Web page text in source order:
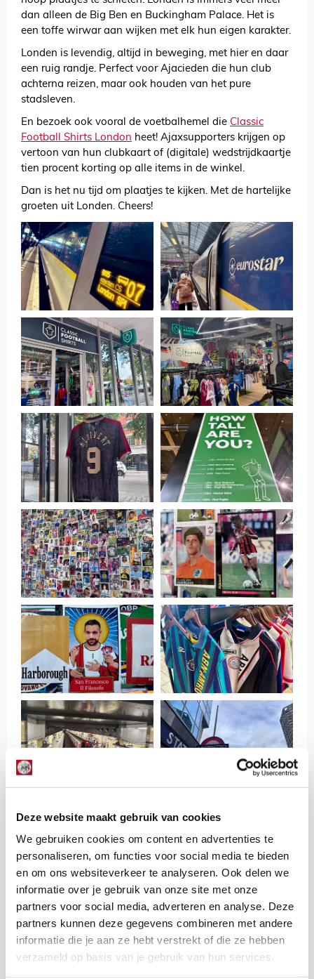
Deze website maakt gebruik van cookies
We gebruiken cookies om content en advertenties te
personaliseren, om functies voor social media te bieden
en om ons websiteverkeer te analyseren. Ook delen we
informatie over je gebruik van onze site met onze
partners voor social media, adverteren en analyse. Deze
partners kunnen deze gegevens combineren met andere
informatie die je aan ze hebt verstrekt of die ze hebben
verzameld op basis van je gebruik van hun services.
dan alleen de Big Ben en Buckingham Palace. Het is
een toffe wirwar aan wijken met elk hun eigen karakter.
Londen is levendig, altijd in beweging, met hier en daar
een ruig randje. Perfect voor Ajacieden die hun club
achterna reizen, maar ook houden van het pure
stadsleven.
En bezoek ook vooral de voetbalhemel die Classic
Football Shirts London heet! Ajaxsupporters krijgen op
vertoon van hun clubkaart of (digitale) wedstrijdkaartje
tien procent korting op alle items in de winkel.
Dan is het nu tijd om plaatjes te kijken. Met de hartelijke
groeten uit Londen. Cheers!